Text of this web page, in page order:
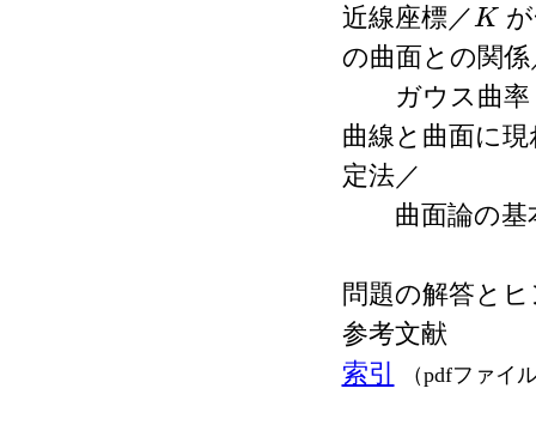
近線座標／K
K が
の曲面との関係
ガウス曲率
曲線と曲面に
定法／
曲面論の基
問題の解答と
参考文献
索引
（pdfファイ